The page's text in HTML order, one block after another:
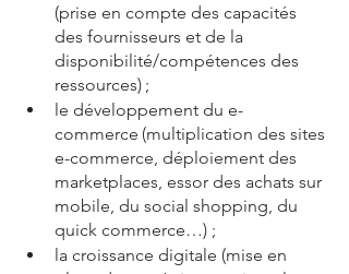
(prise en compte des capacités
des fournisseurs et de la
disponibilité/compétences des
ressources) ;
le développement du e-
commerce (multiplication des sites
e-commerce, déploiement des
marketplaces, essor des achats sur
mobile, du social shopping, du
quick commerce…) ;
la croissance digitale (mise en